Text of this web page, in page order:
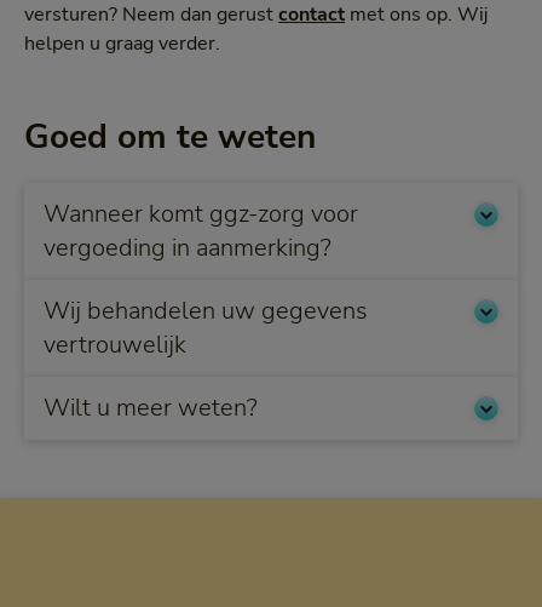
versturen? Neem dan gerustcontact met ons op. Wij
helpen u graag verder.
Goed om te weten
Wanneer komt ggz-zorg voor
vergoeding in aanmerking?
Wij behandelen uw gegevens
vertrouwelijk
Wilt u meer weten?